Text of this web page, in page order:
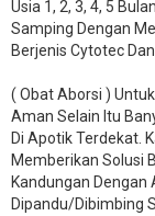
Usia 1, 2, 3, 4, 5
Samping Dengan
Berjenis Cytotec
( Obat Aborsi )
Aman Selain Itu
Di Apotik Terdekat.
Memberikan Solusi
Kandungan Dengan
Dipandu/Dibimbing